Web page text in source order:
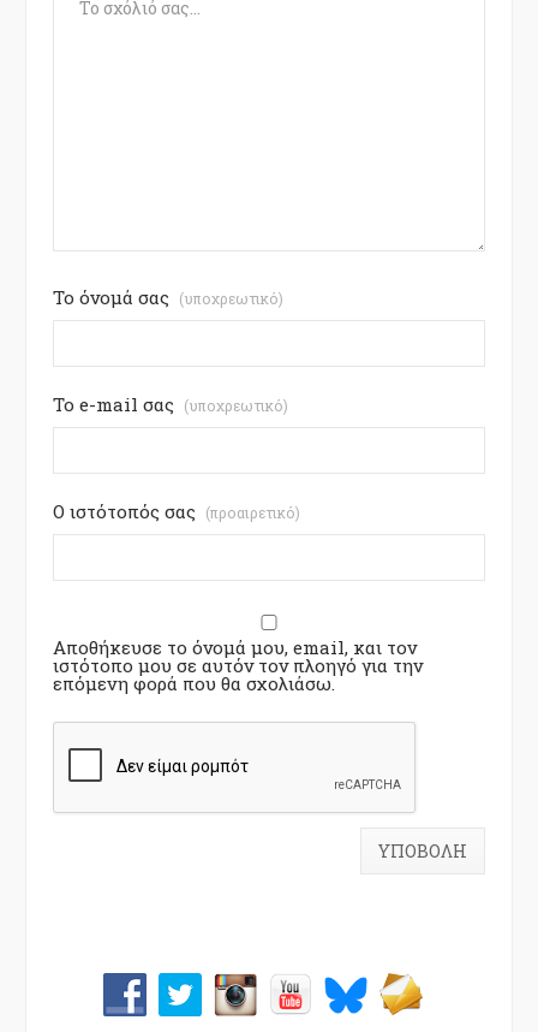
Το όνομά σας (υποχρεωτικό)
Το e-mail σας (υποχρεωτικό)
Ο ιστότοπός σας (προαιρετικό)
Αποθήκευσε το όνομά μου, email, και τον
ιστότοπο μου σε αυτόν τον πλοηγό για την
επόμενη φορά που θα σχολιάσω.